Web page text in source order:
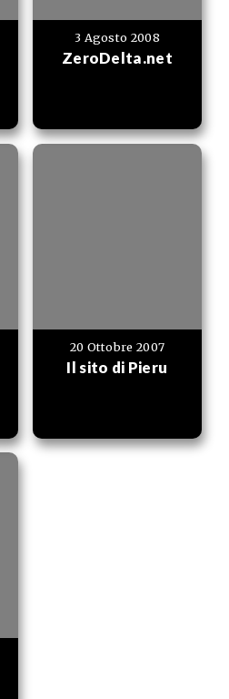
3 Agosto 2008
ZeroDelta.net
20 Ottobre 2007
Il sito di Pieru